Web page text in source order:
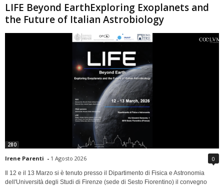
LIFE Beyond EarthExploring Exoplanets and
the Future of Italian Astrobiology
280
Irene Parenti - 1 Agosto 2026 0
Il 12 e il 13 Marzo si è tenuto presso il Dipartimento di Fisica e Astronomia
dell'Università degli Studi di Firenze (sede di Sesto Fiorentino) il convegno